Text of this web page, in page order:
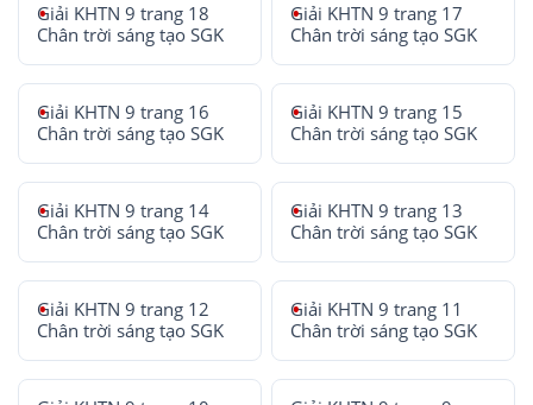
Giải KHTN 9 trang 18
Chân trời sáng tạo SGK
Giải KHTN 9 trang 17
Chân trời sáng tạo SGK
Giải KHTN 9 trang 16
Chân trời sáng tạo SGK
Giải KHTN 9 trang 15
Chân trời sáng tạo SGK
Giải KHTN 9 trang 14
Chân trời sáng tạo SGK
Giải KHTN 9 trang 13
Chân trời sáng tạo SGK
Giải KHTN 9 trang 12
Chân trời sáng tạo SGK
Giải KHTN 9 trang 11
Chân trời sáng tạo SGK